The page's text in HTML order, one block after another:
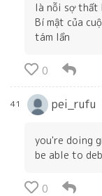
là nỗi sợ thất
Bí mật của
tám lần
0
41 pei_rufu
you're doing
be able to
0